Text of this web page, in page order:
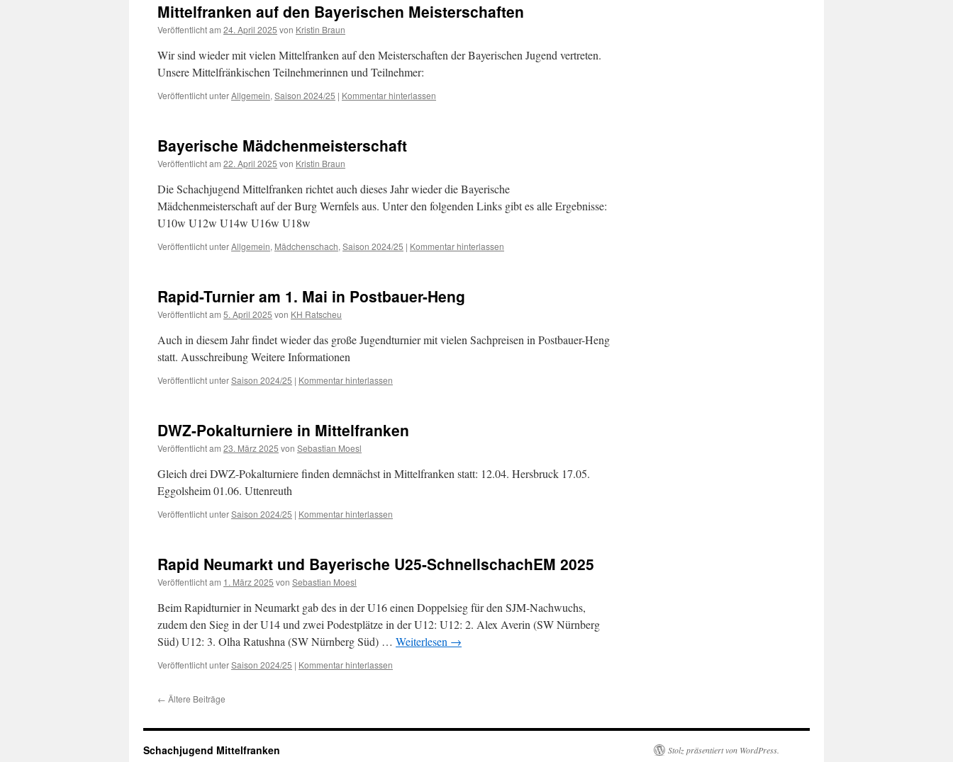
Mittelfranken auf den Bayerischen Meisterschaften
Veröffentlicht am 24. April 2025 von Kristin Braun
Wir sind wieder mit vielen Mittelfranken auf den Meisterschaften der Bayerischen Jugend vertreten.
Unsere Mittelfränkischen Teilnehmerinnen und Teilnehmer:
Veröffentlicht unterAllgemein, Saison 2024/25 | Kommentar hinterlassen
Bayerische Mädchenmeisterschaft
Veröffentlicht am 22. April 2025 von Kristin Braun
Die Schachjugend Mittelfranken richtet auch dieses Jahr wieder die Bayerische
Mädchenmeisterschaft auf der Burg Wernfels aus. Unter den folgenden Links gibt es alle Ergebnisse:
U10w U12w U14w U16w U18w
Veröffentlicht unterAllgemein, Mädchenschach, Saison 2024/25 | Kommentar hinterlassen
Rapid-Turnier am 1. Mai in Postbauer-Heng
Veröffentlicht am 5. April 2025 von KH Ratscheu
Auch in diesem Jahr findet wieder das große Jugendturnier mit vielen Sachpreisen in Postbauer-Heng
statt. Ausschreibung Weitere Informationen
Veröffentlicht unterSaison 2024/25 | Kommentar hinterlassen
DWZ-Pokalturniere in Mittelfranken
Veröffentlicht am 23. März 2025 von Sebastian Moesl
Gleich drei DWZ-Pokalturniere finden demnächst in Mittelfranken statt: 12.04. Hersbruck 17.05.
Eggolsheim 01.06. Uttenreuth
Veröffentlicht unterSaison 2024/25 | Kommentar hinterlassen
Rapid Neumarkt und Bayerische U25-SchnellschachEM 2025
Veröffentlicht am 1. März 2025 von Sebastian Moesl
Beim Rapidturnier in Neumarkt gab des in der U16 einen Doppelsieg für den SJM-Nachwuchs,
zudem den Sieg in der U14 und zwei Podestplätze in der U12: U12: 2. Alex Averin (SW Nürnberg
Süd) U12: 3. Olha Ratushna (SW Nürnberg Süd) … Weiterlesen →
Veröffentlicht unterSaison 2024/25 | Kommentar hinterlassen
← Ältere Beiträge
Schachjugend Mittelfranken Stolz präsentiert von WordPress.